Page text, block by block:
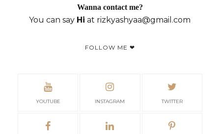
Wanna contact me?
You can say Hi at rizkyashyaa@gmail.com
FOLLOW ME ❤
YOUTUBE INSTAGRAM TWITTER